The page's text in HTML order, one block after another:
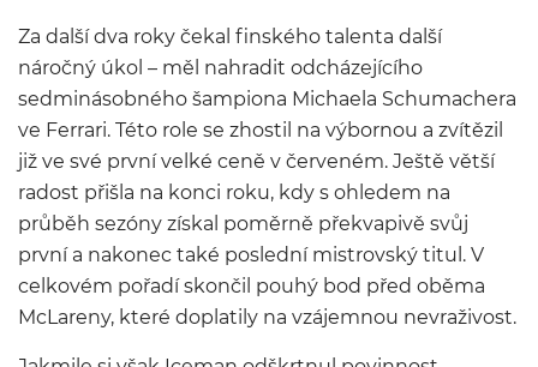
Za další dva roky čekal finského talenta další
náročný úkol – měl nahradit odcházejícího
sedminásobného šampiona Michaela Schumachera
ve Ferrari. Této role se zhostil na výbornou a zvítězil
již ve své první velké ceně v červeném. Ještě větší
radost přišla na konci roku, kdy s ohledem na
průběh sezóny získal poměrně překvapivě svůj
první a nakonec také poslední mistrovský titul. V
celkovém pořadí skončil pouhý bod před oběma
McLareny, které doplatily na vzájemnou nevraživost.